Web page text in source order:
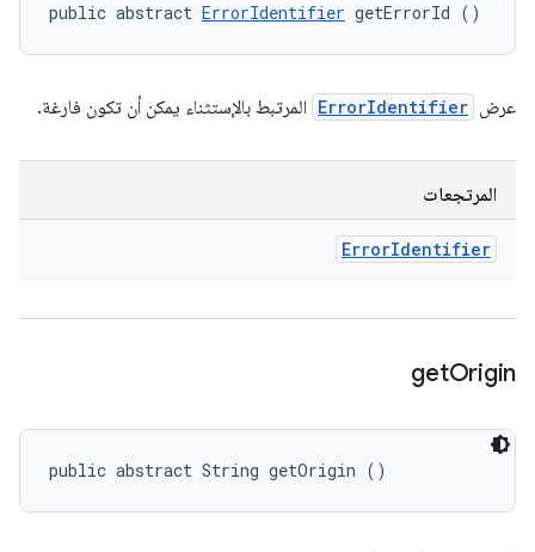
public abstract ErrorIdentifier getErrorId ()
عرض ErrorIdentifier المرتبط بالإستثناء يمكن أن تكون فارغة.
المرتجعات
ErrorIdentifier
getOrigin
public abstract String getOrigin ()